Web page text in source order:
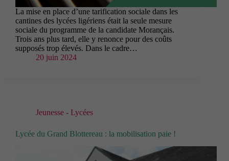
La mise en place d’une tarification sociale dans les
cantines des lycées ligériens était la seule mesure
sociale du programme de la candidate Morançais.
Trois ans plus tard, elle y renonce pour des coûts
supposés trop élevés. Dans le cadre…
20 juin 2024
Jeunesse - Lycées
Lycée du Grand Blottereau : la mobilisation paie !